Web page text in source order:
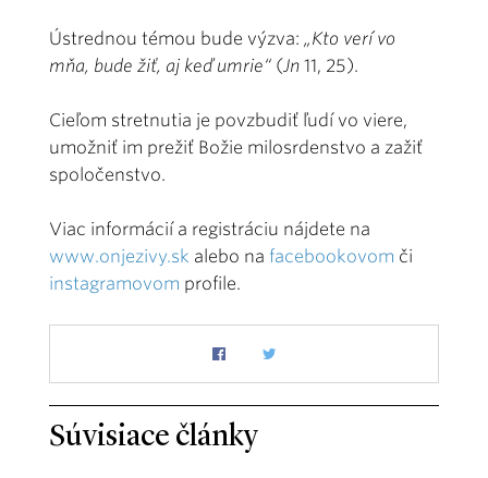
Ústrednou témou bude výzva: „Kto verí vo
mňa, bude žiť, aj keď umrie“ (Jn 11, 25).
Cieľom stretnutia je povzbudiť ľudí vo viere,
umožniť im prežiť Božie milosrdenstvo a zažiť
spoločenstvo.
Viac informácií a registráciu nájdete na
www.onjezivy.sk alebo na facebookovom či
instagramovom profile.
Súvisiace články